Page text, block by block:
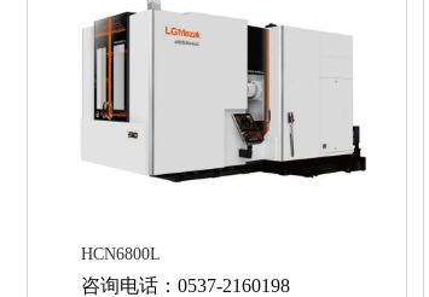
HCN6800L
咨询电话：0537-2160198